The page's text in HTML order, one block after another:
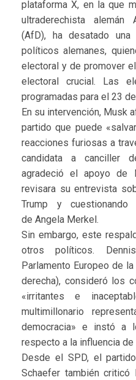
plataforma X, en la que
ultraderechista alemán
(AfD), ha desatado
políticos alemanes,
electoral y de promover
electoral crucial. Las
programadas para el 23
En su intervención, Musk
partido que puede
reacciones furiosas a
candidata a canciller
agradeció el apoyo de
revisara su entrevista
Trump y
de Angela Merkel.
Sin embargo, este
otros políticos.
Parlamento Europeo de
derecha), consideró los
«irritantes e
multimillonario
democracia» e instó a
respecto a la influencia
Desde el SPD, el
Schaefer también criticó